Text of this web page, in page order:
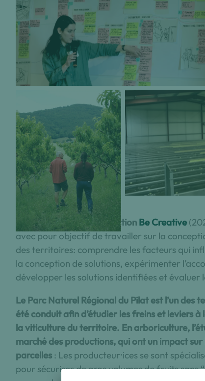
Présentation de freins et leviers à la
des productions fruitières écologiques du
long de chaînes de valeurs, pendant une
travail collectif. Photo : Jules Deruelle
Entretien avec un
arboriculteur. Photo :
Lucy Zwigard
Calibreuse au
Photo :
Le projet de recherche-action Be Creative
avec pour objectif de travailler sur la
des territoires: comprendre les facteurs qui
la conception de solutions, expérimenter
développer les solutions identifiées et évaluer
Le Parc Naturel Régional du Pilat est l’un
été conduit afin d’étudier les freins et leviers
la viticulture du territoire. En arboriculture,
marché des productions, qui ont un impact
parcelles : Les producteur⸱ices se sont
pour sécuriser de gros volumes de fruits